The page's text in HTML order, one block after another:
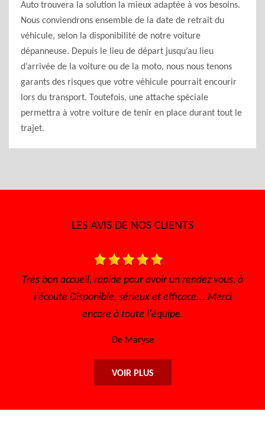
Auto trouvera la solution la mieux adaptée à vos besoins.
Nous conviendrons ensemble de la date de retrait du
véhicule, selon la disponibilité de notre voiture
dépanneuse. Depuis le lieu de départ jusqu’au lieu
d’arrivée de la voiture ou de la moto, nous nous tenons
garants des risques que votre véhicule pourrait encourir
lors du transport. Toutefois, une attache spéciale
permettra à votre voiture de tenir en place durant tout le
trajet.
LES AVIS DE NOS CLIENTS
Très bon accueil, rapide pour avoir un rendez vous, à
l'écoute Disponible, sérieux et efficace... Merci
encore à toute l'équipe.
De Maryse
VOIR PLUS